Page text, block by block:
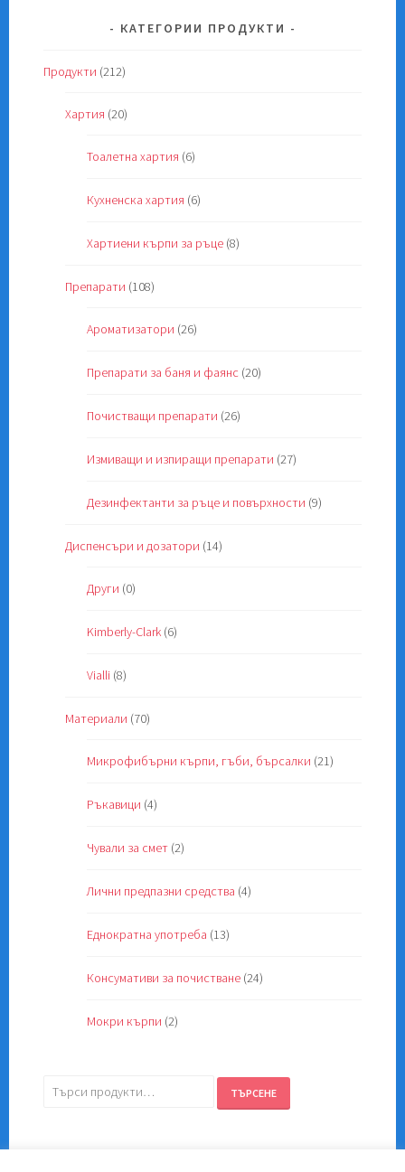
КАТЕГОРИИ ПРОДУКТИ
Продукти (212)
Хартия (20)
Тоалетна хартия (6)
Кухненска хартия (6)
Хартиени кърпи за ръце (8)
Препарати (108)
Ароматизатори (26)
Препарати за баня и фаянс (20)
Почистващи препарати (26)
Измиващи и изпиращи препарати (27)
Дезинфектанти за ръце и повърхности (9)
Диспенсъри и дозатори (14)
Други (0)
Kimberly-Clark (6)
Vialli (8)
Материали (70)
Микрофибърни кърпи, гъби, бърсалки (21)
Ръкавици (4)
Чували за смет (2)
Лични предпазни средства (4)
Еднократна употреба (13)
Консумативи за почистване (24)
Мокри кърпи (2)
Търсене
ТЪРСЕНЕ